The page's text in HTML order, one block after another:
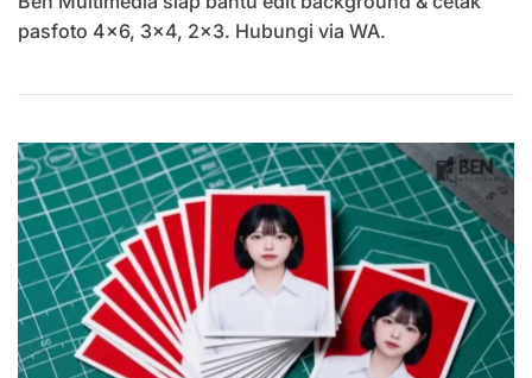
Cepat
pasfoto 4×6, 3×4, 2×3. Hubungi via WA.